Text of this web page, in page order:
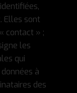
Elles sont
contact » ;
les
qui
à
des